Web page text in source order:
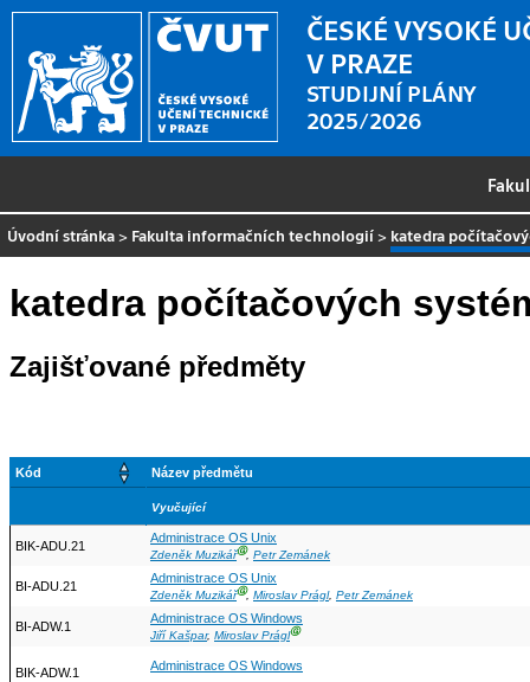
ČESKÉ VYSOKÉ
V PRAZE
STUDIJNÍ PLÁNY
2025/2026
Úvodní stránka > Fakulta informačních technologií > katedra
katedra počítačových
Zajišťované předměty
Kód Název předmětu
Vyučující
BIK-ADU.21
Administrace OS Unix
Zdeněk MuzikářⒼ, Petr Zemánek
BI-ADU.21
Administrace OS Unix
Zdeněk MuzikářⒼ, Miroslav Prágl, Petr Zemánek
BI-ADW.1
Administrace OS Windows
Jiří Kašpar, Miroslav PráglⒼ
BIK-ADW.1 Administrace OS Windows